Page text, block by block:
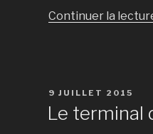
Continuer la
PUBLIÉ
LE
9 JUILLET 2015
Le terminal